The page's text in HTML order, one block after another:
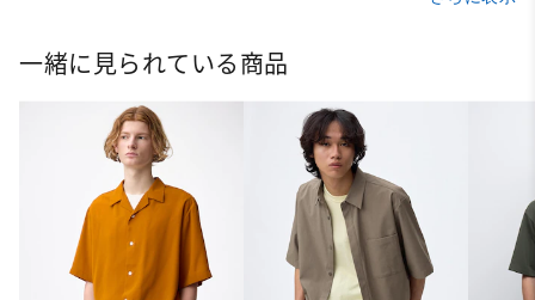
一緒に見られている商品